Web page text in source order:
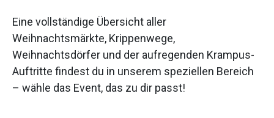
Eine vollständige Übersicht aller
Weihnachtsmärkte, Krippenwege,
Weihnachtsdörfer und der aufregenden Krampus-
Auftritte findest du in unserem speziellen Bereich
– wähle das Event, das zu dir passt!